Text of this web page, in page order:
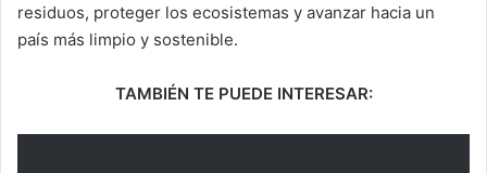
residuos, proteger los ecosistemas y avanzar hacia un
país más limpio y sostenible.
TAMBIÉN TE PUEDE INTERESAR: